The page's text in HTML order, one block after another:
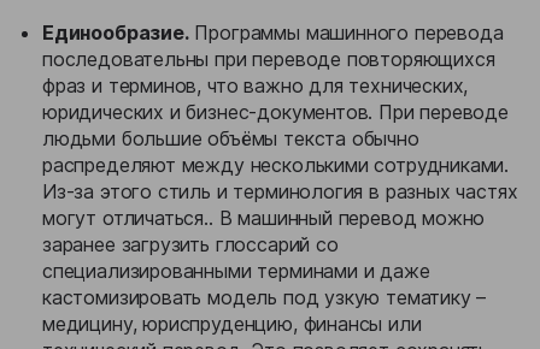
Единообразие.Программы машинного перевода
последовательны при переводе повторяющихся
фраз и терминов, что важно для технических,
юридических и бизнес-документов. При переводе
людьми большие объёмы текста обычно
распределяют между несколькими сотрудниками.
Из-за этого стиль и терминология в разных частях
могут отличаться.. В машинный перевод можно
заранее загрузить глоссарий со
специализированными терминами и даже
кастомизировать модель под узкую тематику –
медицину, юриспруденцию, финансы или